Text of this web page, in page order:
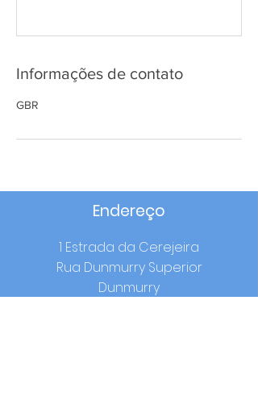
Informações de contato
GBR
Endereço
1 Estrada da Cerejeira
Rua Dunmurry Superior
Dunmurry